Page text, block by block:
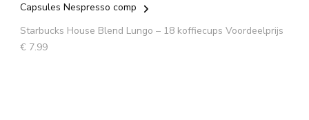
Capsules Nespresso comp
Starbucks House Blend Lungo – 18 koffiecups Voordeelprijs
€ 7.99